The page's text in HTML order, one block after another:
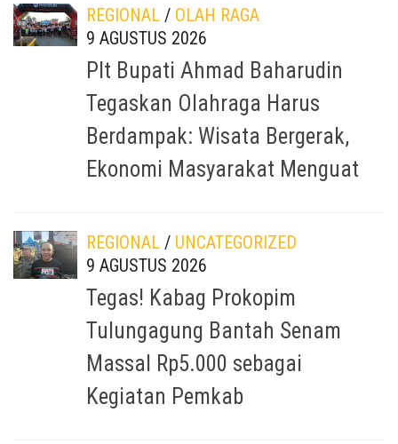
REGIONAL / OLAH RAGA
9 AGUSTUS 2026
Plt Bupati Ahmad Baharudin
Tegaskan Olahraga Harus
Berdampak: Wisata Bergerak,
Ekonomi Masyarakat Menguat
REGIONAL / UNCATEGORIZED
9 AGUSTUS 2026
Tegas! Kabag Prokopim
Tulungagung Bantah Senam
Massal Rp5.000 sebagai
Kegiatan Pemkab